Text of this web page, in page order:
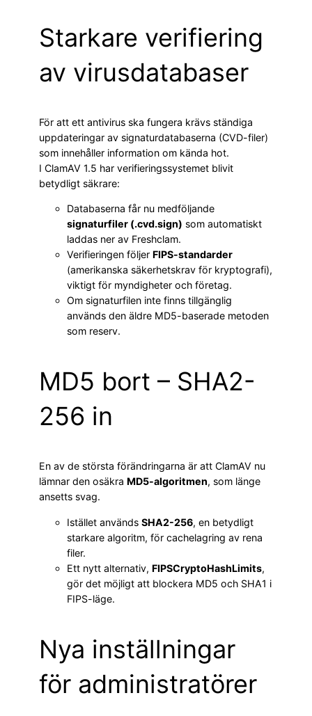
Starkare verifiering
av virusdatabaser
För att ett antivirus ska fungera krävs ständiga
uppdateringar av signaturdatabaserna (CVD-filer)
som innehåller information om kända hot.
I ClamAV 1.5 har verifieringssystemet blivit
betydligt säkrare:
Databaserna får nu medföljande
signaturfiler (.cvd.sign) som automatiskt
laddas ner av Freshclam.
Verifieringen följer FIPS-standarder
(amerikanska säkerhetskrav för kryptografi),
viktigt för myndigheter och företag.
Om signaturfilen inte finns tillgänglig
används den äldre MD5-baserade metoden
som reserv.
MD5 bort – SHA2-
256 in
En av de största förändringarna är att ClamAV nu
lämnar den osäkra MD5-algoritmen, som länge
ansetts svag.
Istället används SHA2-256, en betydligt
starkare algoritm, för cachelagring av rena
filer.
Ett nytt alternativ, FIPSCryptoHashLimits,
gör det möjligt att blockera MD5 och SHA1 i
FIPS-läge.
Nya inställningar
för administratörer